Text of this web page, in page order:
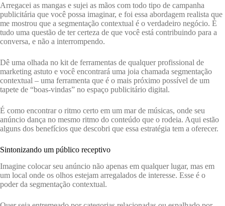
Arregacei as mangas e sujei as mãos com todo tipo de campanha
publicitária que você possa imaginar, e foi essa abordagem realista que
me mostrou que a segmentação contextual é o verdadeiro negócio. É
tudo uma questão de ter certeza de que você está contribuindo para a
conversa, e não a interrompendo.
Dê uma olhada no kit de ferramentas de qualquer profissional de
marketing astuto e você encontrará uma joia chamada segmentação
contextual – uma ferramenta que é o mais próximo possível de um
tapete de “boas-vindas” no espaço publicitário digital.
É como encontrar o ritmo certo em um mar de músicas, onde seu
anúncio dança no mesmo ritmo do conteúdo que o rodeia. Aqui estão
alguns dos benefícios que descobri que essa estratégia tem a oferecer.
Sintonizando um público receptivo
Imagine colocar seu anúncio não apenas em qualquer lugar, mas em
um local onde os olhos estejam arregalados de interesse. Esse é o
poder da segmentação contextual.